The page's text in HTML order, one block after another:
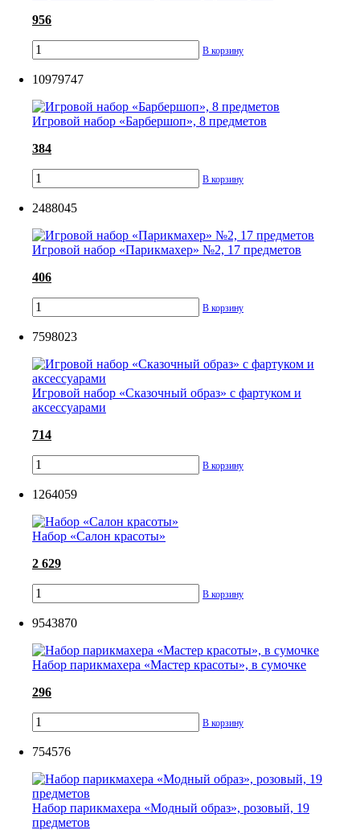
956
В корзину
10979747
Игровой набор «Барбершоп», 8 предметов
384
В корзину
2488045
Игровой набор «Парикмахер» №2, 17 предметов
406
В корзину
7598023
Игровой набор «Сказочный образ» с фартуком и
аксессуарами
714
В корзину
1264059
Набор «Салон красоты»
2 629
В корзину
9543870
Набор парикмахера «Мастер красоты», в сумочке
296
В корзину
754576
Набор парикмахера «Модный образ», розовый, 19
предметов